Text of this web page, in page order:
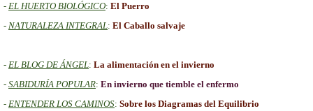
- EL HUERTO BIOLÓGICO: El Puerro
- NATURALEZA INTEGRAL: El Caballo salvaje
- EL BLOG DE ÁNGEL: La alimentación en el invierno
- SABIDURÍA POPULAR: En invierno que tiemble el enfermo
- ENTENDER LOS CAMINOS: Sobre los Diagramas del Equilibrio